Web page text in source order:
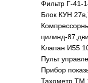
Фильтр Г-41-
Блок КУН
цилинд-
Клапан И55
Пульт
Прибор
Тахометр ТМ